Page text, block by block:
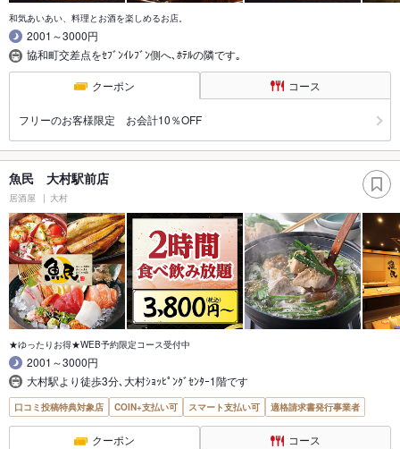
和気あいあい、料理とお酒を楽しめるお店。
2001～3000円
協和町交差点をｾﾌﾞﾝｲﾚﾌﾞﾝ側へ､ﾎﾃﾙの隣です｡
クーポン コース
フリーのお客様限定 お会計10％OFF
魚民 大村駅前店
居酒屋 大村
★ゆったりお得★WEB予約限定コース受付中
2001～3000円
大村駅より徒歩3分､大村ｼｮｯﾋﾟﾝｸﾞｾﾝﾀｰ1階です
口コミ投稿特典対象店 COIN+支払い可 スマート支払い可 適格請求書発行事業者
クーポン コース